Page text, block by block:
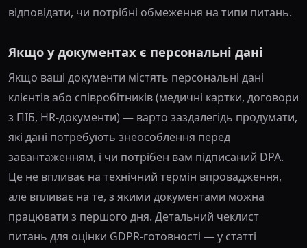
відповідати, чи потрібні обмеження на типи питань.
Якщо у документах є персональні дані
Якщо ваші документи містять персональні дані
клієнтів або співробітників (медичні картки, договори
з ПІБ, HR-документи) — варто заздалегідь продумати,
які дані потребують знеособлення перед
завантаженням, і чи потрібен вам підписаний DPA.
Це не впливає на технічний термін впровадження,
але впливає на те, з якими документами можна
працювати з першого дня. Детальний чеклист
питань для оцінки GDPR-готовності — у статті